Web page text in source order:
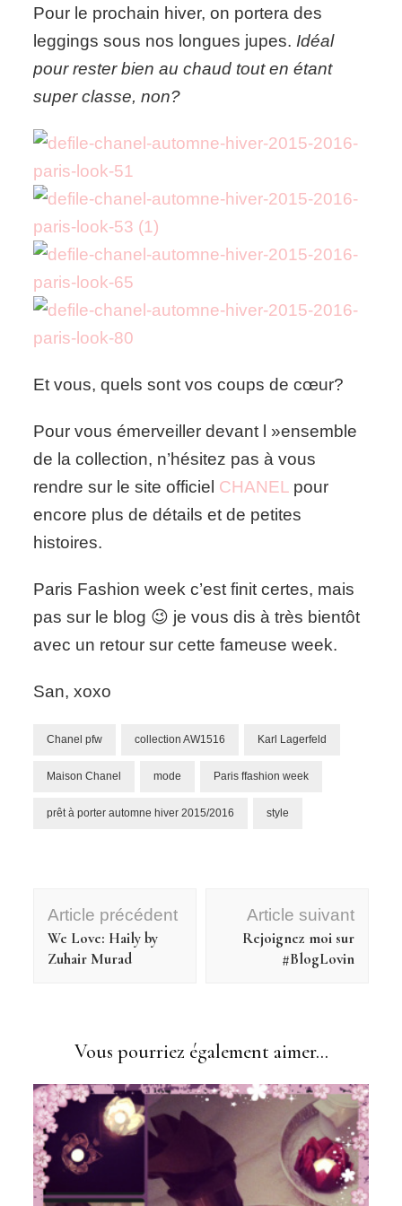
Pour le prochain hiver, on portera des
leggings sous nos longues jupes.Idéal
pour rester bien au chaud tout en étant
super classe, non?
Et vous, quels sont vos coups de cœur?
Pour vous émerveiller devant l »ensemble
de la collection, n’hésitez pas à vous
rendre sur le site officiel CHANEL pour
encore plus de détails et de petites
histoires.
Paris Fashion week c’est finit certes, mais
pas sur le blog 😉 je vous dis à très bientôt
avec un retour sur cette fameuse week.
San, xoxo
Chanel pfw collection AW1516 Karl Lagerfeld
Maison Chanel mode Paris ffashion week
prêt à porter automne hiver 2015/2016 style
Navigation
d'article
Article précédent
We Love: Haily by
Zuhair Murad
Article suivant
Rejoignez moi sur
#BlogLovin
Vous pourriez également aimer...